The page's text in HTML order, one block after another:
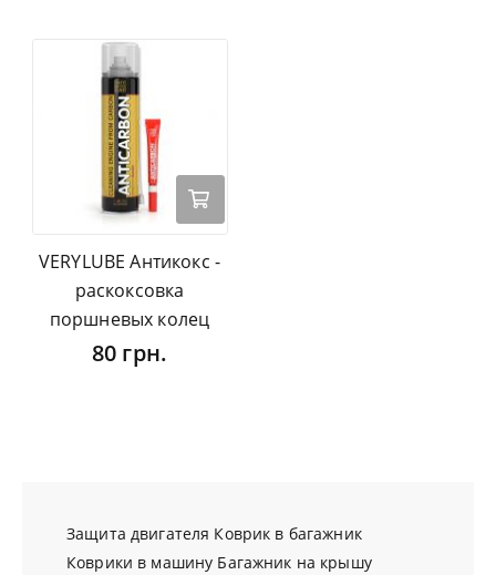
VERYLUBE Антикокс -
раскоксовка
поршневых колец
80 грн.
Защита двигателя Коврик в багажник
Коврики в машину Багажник на крышу